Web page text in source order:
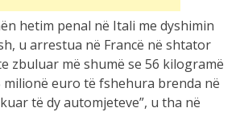
u arrestua në Francë në shtator
zbuluar më shumë se 56 kilogramë
euro të fshehura brenda në
të dy automjeteve”, u tha në
në shtator të vitit të kaluar ishin